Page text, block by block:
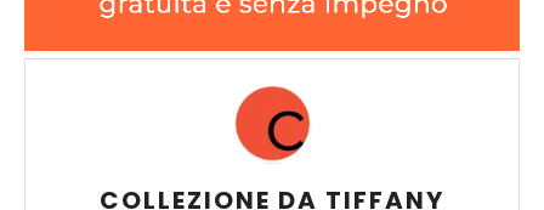
COLLEZIONE DA TIFFANY